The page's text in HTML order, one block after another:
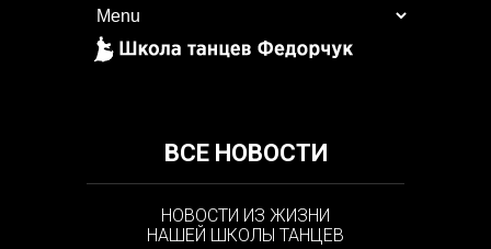
ВСЕ НОВОСТИ
НОВОСТИ ИЗ ЖИЗНИ
НАШЕЙ ШКОЛЫ ТАНЦЕВ